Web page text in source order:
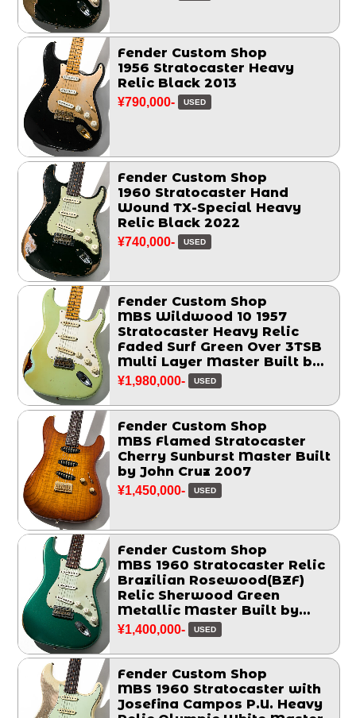
Fender Custom Shop
1956 Stratocaster Heavy
Relic Black 2013
¥790,000- USED
Fender Custom Shop
1960 Stratocaster Hand
Wound TX-Special Heavy
Relic Black 2022
¥740,000- USED
Fender Custom Shop
MBS Wildwood 10 1957
Stratocaster Heavy Relic
Faded Surf Green Over 3TSB
Multi Layer Master Built by
John Cruz 2014
¥1,980,000- USED
Fender Custom Shop
MBS Flamed Stratocaster
Cherry Sunburst Master Built
by John Cruz 2007
¥1,450,000- USED
Fender Custom Shop
MBS 1960 Stratocaster Relic
Brazilian Rosewood(BZF)
Relic Sherwood Green
Metallic Master Built by
Chris Fleming 2006
¥1,400,000- USED
Fender Custom Shop
MBS 1960 Stratocaster with
Josefina Campos P.U. Heavy